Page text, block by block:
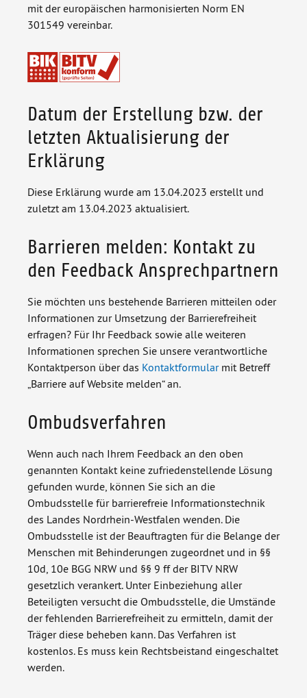
mit der europäischen harmonisierten Norm EN
301549 vereinbar.
Datum der Erstellung bzw. der
letzten Aktualisierung der
Erklärung
Diese Erklärung wurde am 13.04.2023 erstellt und
zuletzt am 13.04.2023 aktualisiert.
Barrieren melden: Kontakt zu
den Feedback Ansprechpartnern
Sie möchten uns bestehende Barrieren mitteilen oder
Informationen zur Umsetzung der Barrierefreiheit
erfragen? Für Ihr Feedback sowie alle weiteren
Informationen sprechen Sie unsere verantwortliche
Kontaktperson über das Kontaktformular mit Betreff
„Barriere auf Website melden“ an.
Ombudsverfahren
Wenn auch nach Ihrem Feedback an den oben
genannten Kontakt keine zufriedenstellende Lösung
gefunden wurde, können Sie sich an die
Ombudsstelle für barrierefreie Informationstechnik
des Landes Nordrhein-Westfalen wenden. Die
Ombudsstelle ist der Beauftragten für die Belange der
Menschen mit Behinderungen zugeordnet und in §§
10d, 10e BGG NRW und §§ 9 ff der BITV NRW
gesetzlich verankert. Unter Einbeziehung aller
Beteiligten versucht die Ombudsstelle, die Umstände
der fehlenden Barrierefreiheit zu ermitteln, damit der
Träger diese beheben kann. Das Verfahren ist
kostenlos. Es muss kein Rechtsbeistand eingeschaltet
werden.